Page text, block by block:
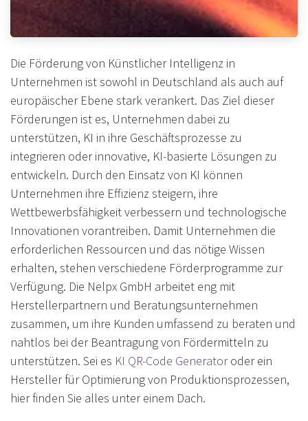
Die Förderung von Künstlicher Intelligenz in
Unternehmen ist sowohl in Deutschland als auch auf
europäischer Ebene stark verankert. Das Ziel dieser
Förderungen ist es, Unternehmen dabei zu
unterstützen, KI in ihre Geschäftsprozesse zu
integrieren oder innovative, KI-basierte Lösungen zu
entwickeln. Durch den Einsatz von KI können
Unternehmen ihre Effizienz steigern, ihre
Wettbewerbsfähigkeit verbessern und technologische
Innovationen vorantreiben. Damit Unternehmen die
erforderlichen Ressourcen und das nötige Wissen
erhalten, stehen verschiedene Förderprogramme zur
Verfügung. Die Nelpx GmbH arbeitet eng mit
Herstellerpartnern und Beratungsunternehmen
zusammen, um ihre Kunden umfassend zu beraten und
nahtlos bei der Beantragung von Fördermitteln zu
unterstützen. Sei es KI QR-Code Generatoroder ein
Hersteller für Optimierung von Produktionsprozessen,
hier finden Sie alles unter einem Dach.